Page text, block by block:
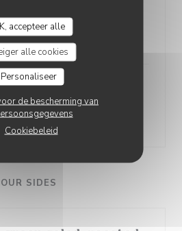
accepteer alle
alle cookies
Personaliseer
de bescherming van
Cookiebeleid
fish of the day
served with a sauce vierge
cut of beef
served with a pepper or shallot
sauce
OUR SIDES